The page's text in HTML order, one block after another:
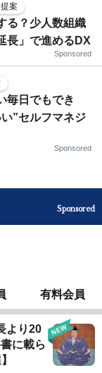
案
る？少人数組織
長」で進めるDX
Sponsored
毎日でもでき
”セルフマネジ
Sponsored
Sponsored
有料会員
より20
に載ら